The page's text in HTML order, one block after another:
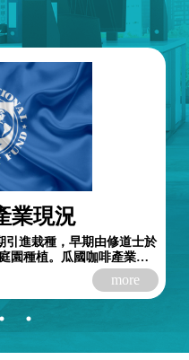
業現況
引進栽種，早期由修道士於
園種植。瓜國咖啡產業自
more